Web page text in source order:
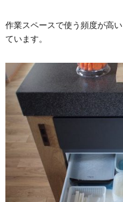
作業スペースで使う頻度が高
ています。